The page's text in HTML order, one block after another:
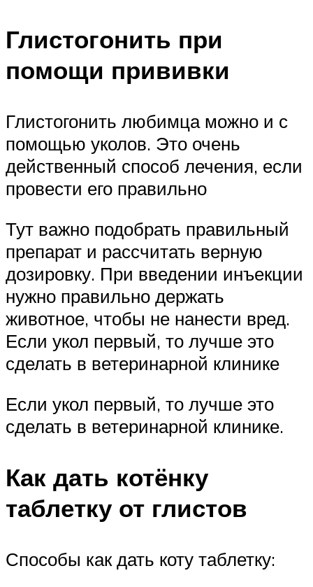
Глистогонить при
помощи прививки
Глистогонить любимца можно и с
помощью уколов. Это очень
действенный способ лечения, если
провести его правильно
Тут важно подобрать правильный
препарат и рассчитать верную
дозировку. При введении инъекции
нужно правильно держать
животное, чтобы не нанести вред.
Если укол первый, то лучше это
сделать в ветеринарной клинике
Если укол первый, то лучше это
сделать в ветеринарной клинике.
Как дать котёнку
таблетку от глистов
Способы как дать коту таблетку: